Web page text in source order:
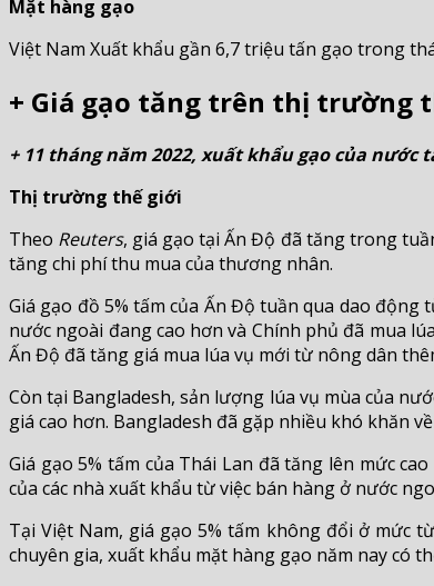
Mặt hàng gạo
Việt Nam Xuất khẩu gần 6,7 triệu tấn gạo trong
+ Giá gạo tăng trên thị trường
+ 11 tháng năm 2022, xuất khẩu gạo của nước
Thị trường thế giới
Theo Reuters, giá gạo tại Ấn Độ đã tăng trong
tăng chi phí thu mua của thương nhân.
Giá gạo đồ 5% tấm của Ấn Độ tuần qua dao
nước ngoài đang cao hơn và Chính phủ đã mua
Ấn Độ đã tăng giá mua lúa vụ mới từ nông dân
Còn tại Bangladesh, sản lượng lúa vụ mùa của
giá cao hơn. Bangladesh đã gặp nhiều khó khăn
Giá gạo 5% tấm của Thái Lan đã tăng lên mức
của các nhà xuất khẩu từ việc bán hàng ở nước
Tại Việt Nam, giá gạo 5% tấm không đổi ở mức
chuyên gia, xuất khẩu mặt hàng gạo năm nay có